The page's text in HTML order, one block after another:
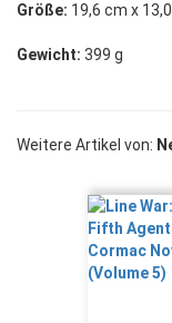
Größe: 19,6 cm x
Gewicht: 399 g
Weitere Artikel von: